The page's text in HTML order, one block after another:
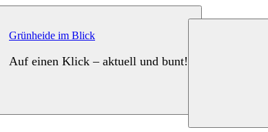
Grünheide im Blick
Auf einen Klick – aktuell und bunt!
Suchen